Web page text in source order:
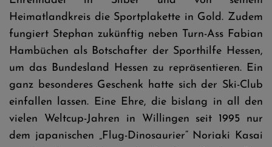
Heimatlandkreis die Sportplakette in Gold. Zudem
fungiert Stephan zukünftig neben Turn-Ass Fabian
Hambüchen als Botschafter der Sporthilfe Hessen,
um das Bundesland Hessen zu repräsentieren. Ein
ganz besonderes Geschenk hatte sich der Ski-Club
einfallen lassen. Eine Ehre, die bislang in all den
vielen Weltcup-Jahren in Willingen seit 1995 nur
dem japanischen „Flug-Dinosaurier“ Noriaki Kasai